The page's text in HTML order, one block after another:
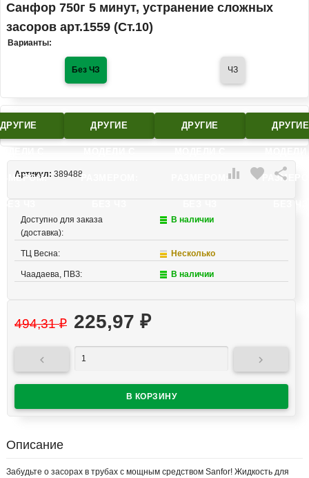
Санфор 750г 5 минут, устранение сложных
засоров арт.1559 (Ст.10)
Варианты:
Без ЧЗ ЧЗ
ДРУГИЕ ДРУГИЕ
РАЗМЕРОМ:
ДРУГИЕ
РАЗМЕРОМ:
ДРУГИЕ
 favorite 
Артикул: 389488
Доступно для заказа
(доставка):
В наличии
ТЦ Весна: Несколько
Чаадаева, ПВЗ: В наличии
494,31₽ 225,97 ₽
 
Описание
Забудьте о засорах в трубах с мощным средством Sanfor! Жидкость для